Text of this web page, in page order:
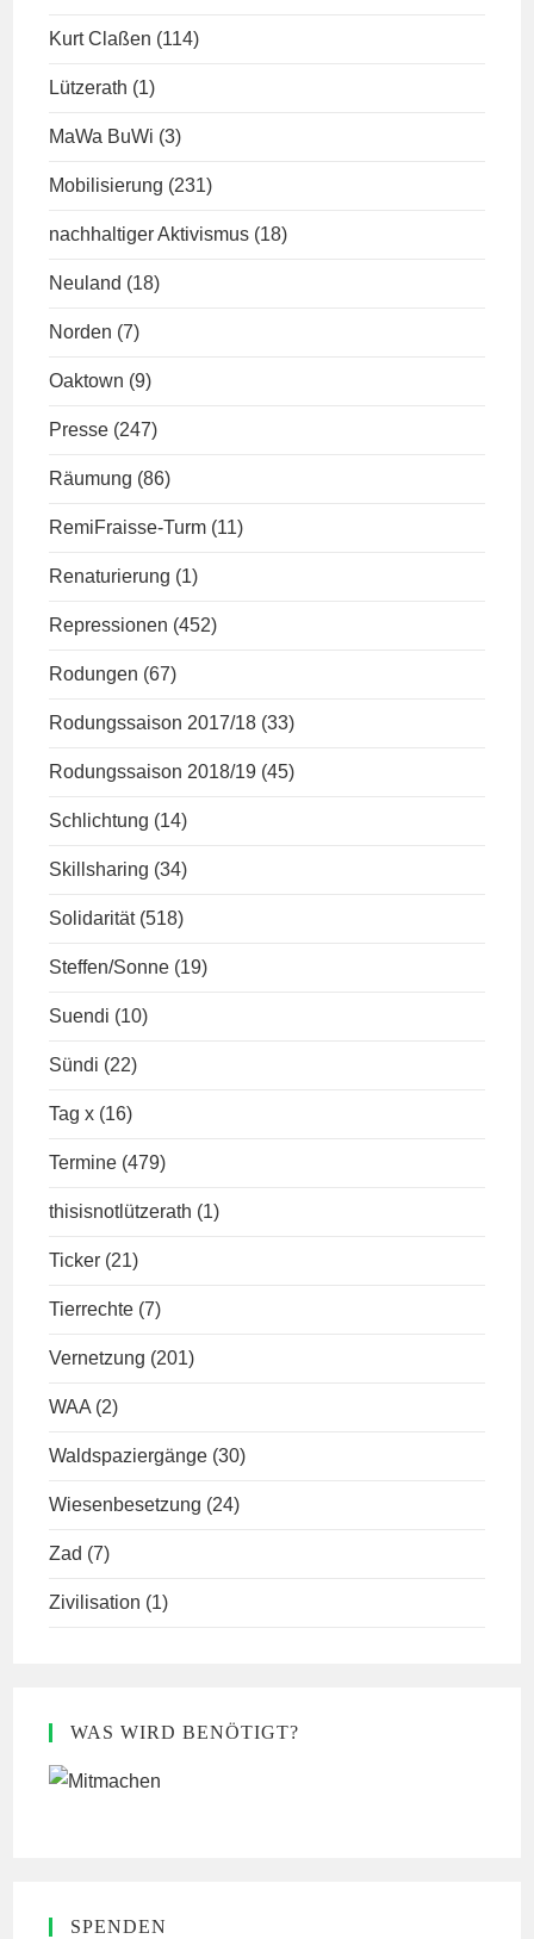
Kurt Claßen (114)
Lützerath (1)
MaWa BuWi (3)
Mobilisierung (231)
nachhaltiger Aktivismus (18)
Neuland (18)
Norden (7)
Oaktown (9)
Presse (247)
Räumung (86)
RemiFraisse-Turm (11)
Renaturierung (1)
Repressionen (452)
Rodungen (67)
Rodungssaison 2017/18 (33)
Rodungssaison 2018/19 (45)
Schlichtung (14)
Skillsharing (34)
Solidarität (518)
Steffen/Sonne (19)
Suendi (10)
Sündi (22)
Tag x (16)
Termine (479)
thisisnotlützerath (1)
Ticker (21)
Tierrechte (7)
Vernetzung (201)
WAA (2)
Waldspaziergänge (30)
Wiesenbesetzung (24)
Zad (7)
Zivilisation (1)
WAS WIRD BENÖTIGT?
SPENDEN